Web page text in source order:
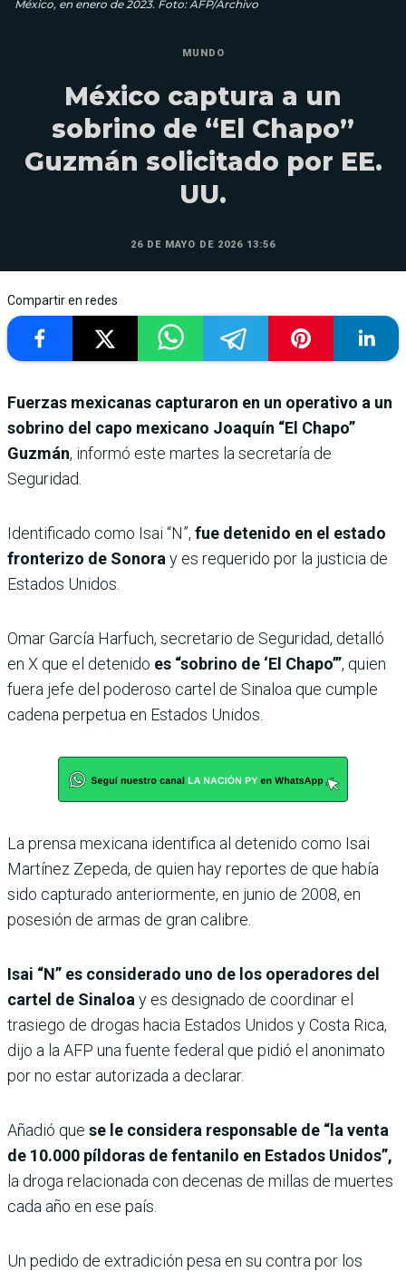
México, en enero de 2023. Foto: AFP/Archivo
MUNDO
México captura a un
sobrino de “El Chapo”
Guzmán solicitado por EE.
UU.
26 DE MAYO DE 2026 13:56
Compartir en redes
Fuerzas mexicanas capturaron en un operativo a un
sobrino del capo mexicano Joaquín “El Chapo”
Guzmán, informó este martes la secretaría de
Seguridad.
Identificado como Isai “N”, fue detenido en el estado
fronterizo de Sonoray es requerido por la justicia de
Estados Unidos.
Omar García Harfuch, secretario de Seguridad, detalló
en X que el detenido es “sobrino de ‘El Chapo’”, quien
fuera jefe del poderoso cartel de Sinaloa que cumple
cadena perpetua en Estados Unidos.
La prensa mexicana identifica al detenido como Isai
Martínez Zepeda, de quien hay reportes de que había
sido capturado anteriormente, en junio de 2008, en
posesión de armas de gran calibre.
Isai “N” es considerado uno de los operadores del
cartel de Sinaloay es designado de coordinar el
trasiego de drogas hacia Estados Unidos y Costa Rica,
dijo a la AFP una fuente federal que pidió el anonimato
por no estar autorizada a declarar.
Añadió que se le considera responsable de “la venta
de 10.000 píldoras de fentanilo en Estados Unidos”,
la droga relacionada con decenas de millas de muertes
cada año en ese país.
Un pedido de extradición pesa en su contra por los